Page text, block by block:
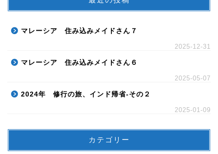
マレーシア 住み込みメイドさん７
2025-12-31
マレーシア 住み込みメイドさん６
2025-05-07
2024年 修行の旅、インド帰省-その２
2025-01-09
カテゴリー